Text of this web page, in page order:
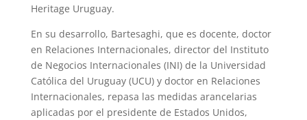
Heritage Uruguay.
En su desarrollo, Bartesaghi, que es docente, doctor
en Relaciones Internacionales, director del Instituto
de Negocios Internacionales (INI) de la Universidad
Católica del Uruguay (UCU) y doctor en Relaciones
Internacionales, repasa las medidas arancelarias
aplicadas por el presidente de Estados Unidos,